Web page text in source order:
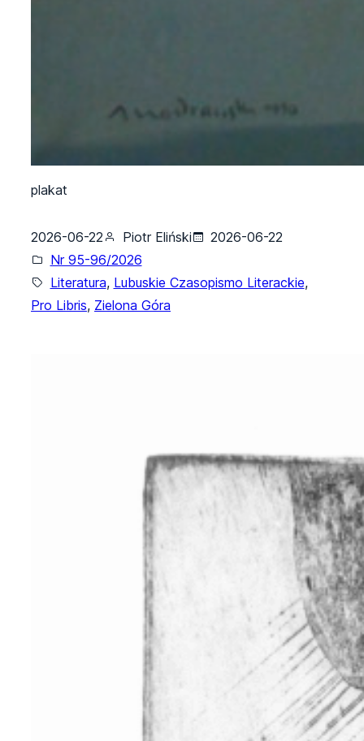
plakat
2026-06-22 Piotr Eliński
2026-06-22
Nr 95-96/2026
Literatura, Lubuskie Czasopismo Literackie,
Pro Libris, Zielona Góra